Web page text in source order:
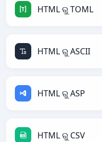
HTML ରୁ TOML
HTML ରୁ ASCII
HTML ରୁ ASP
HTML ରୁ CSV